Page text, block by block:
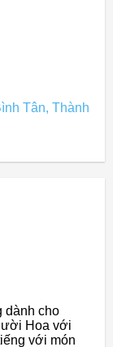
Tân, Thành
dành cho
Hoa với
với món